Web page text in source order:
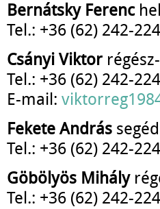
Bernátsky Ferenc
Tel.: +36 (62) 242-
Csányi Viktor
Tel.: +36 (62) 242-
E-mail:
Fekete András
Tel.: +36 (62) 242-
Göbölyös Mihály
Tel.: +36 (62) 242-